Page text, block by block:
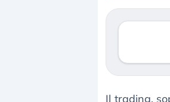
Il trading,